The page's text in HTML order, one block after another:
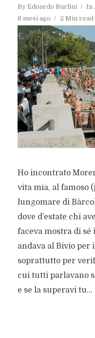
By Edoardo Burlini In
8 mesi ago
2 Min read
Ho incontrato
vita mia, al famoso
lungomare di
dove d’estate chi
faceva mostra di sé
andava al Bivio
soprattutto per
cui tutti parlavano
e se la superavi tu...